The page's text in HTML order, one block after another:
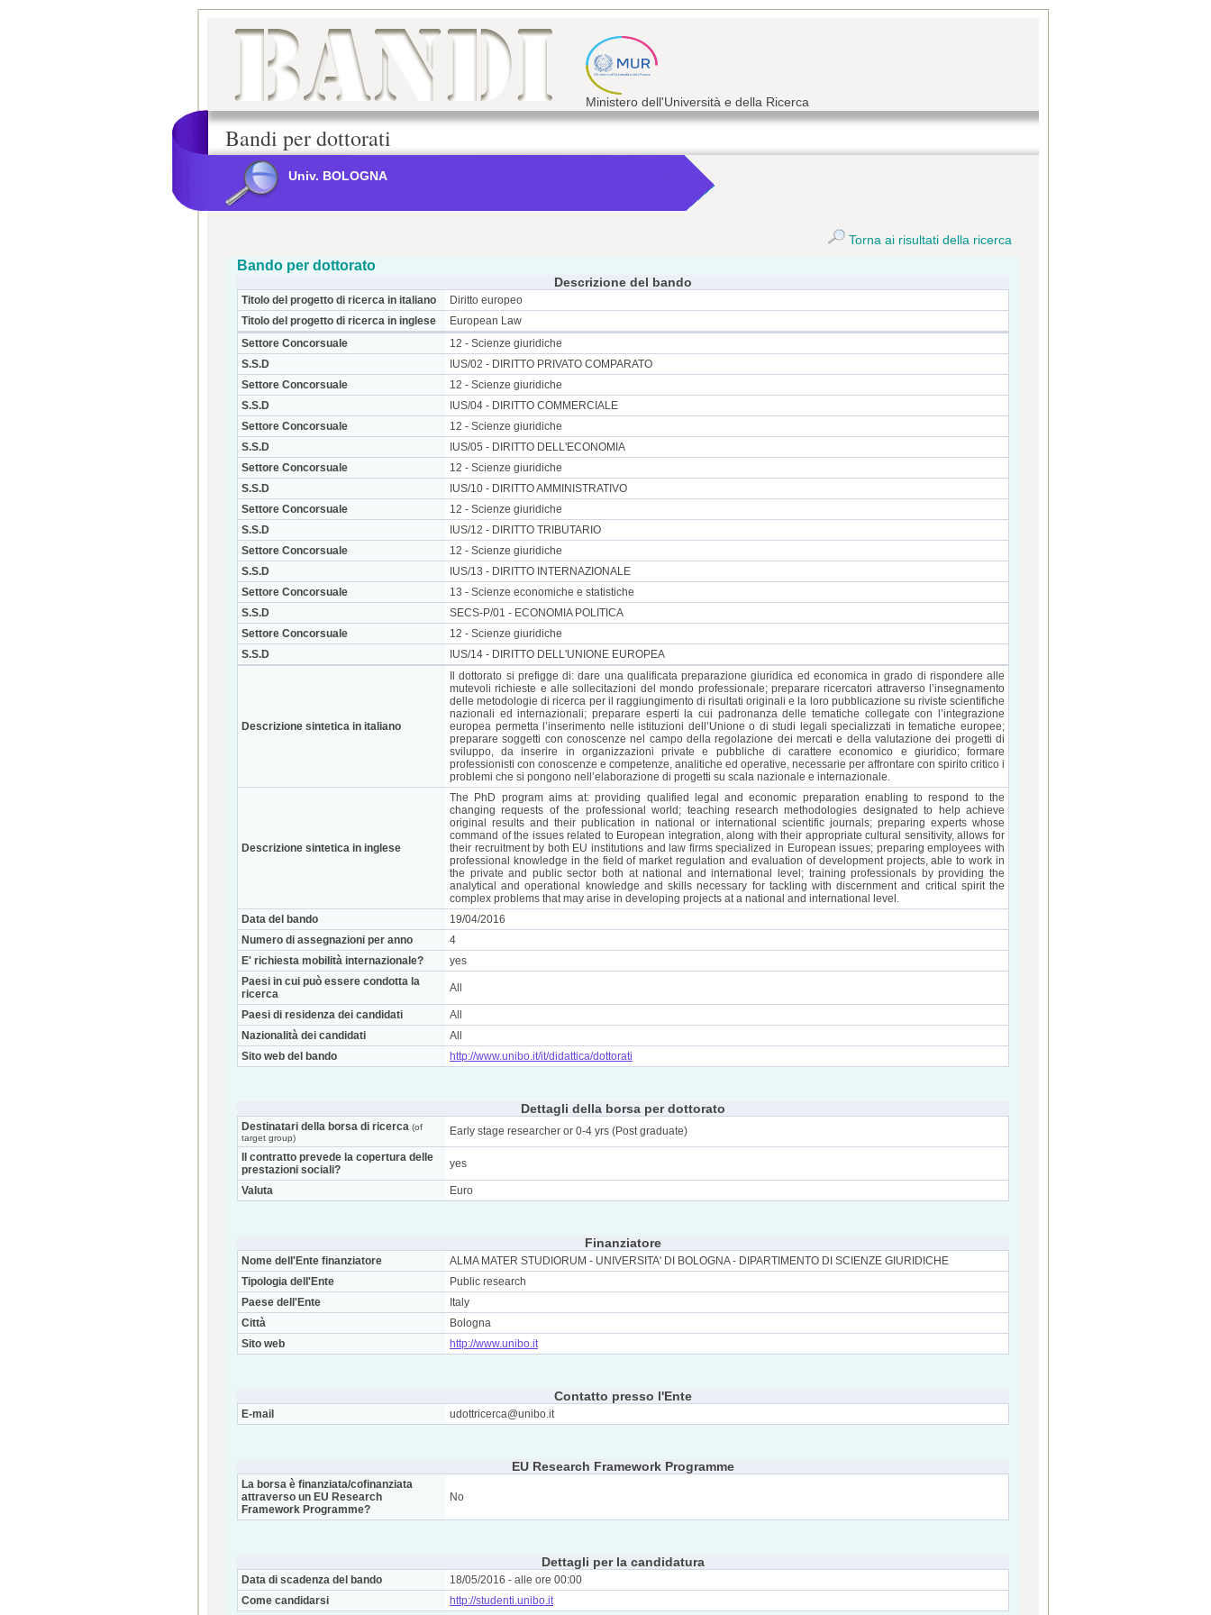
Ministero dell'Università e della Ricerca
Bandi per dottorati
Univ. BOLOGNA
Torna ai risultati della ricerca
Bando per dottorato
Descrizione del bando
Titolo del progetto di ricerca in italiano
Diritto europeo
Titolo del progetto di ricerca in inglese
European Law
Settore Concorsuale
12 - Scienze giuridiche
S.S.D
IUS/02 - DIRITTO PRIVATO COMPARATO
Settore Concorsuale
12 - Scienze giuridiche
S.S.D
IUS/04 - DIRITTO COMMERCIALE
Settore Concorsuale
12 - Scienze giuridiche
S.S.D
IUS/05 - DIRITTO DELL'ECONOMIA
Settore Concorsuale
12 - Scienze giuridiche
S.S.D
IUS/10 - DIRITTO AMMINISTRATIVO
Settore Concorsuale
12 - Scienze giuridiche
S.S.D
IUS/12 - DIRITTO TRIBUTARIO
Settore Concorsuale
12 - Scienze giuridiche
S.S.D
IUS/13 - DIRITTO INTERNAZIONALE
Settore Concorsuale
13 - Scienze economiche e statistiche
S.S.D
SECS-P/01 - ECONOMIA POLITICA
Settore Concorsuale
12 - Scienze giuridiche
S.S.D
IUS/14 - DIRITTO DELL'UNIONE EUROPEA
Descrizione sintetica in italiano
Il dottorato si prefigge di: dare una qualificata preparazione giuridica ed economica in grado di rispondere alle
mutevoli richieste e alle sollecitazioni del mondo professionale; preparare ricercatori attraverso l’insegnamento
delle metodologie di ricerca per il raggiungimento di risultati originali e la loro pubblicazione su riviste scientifiche
nazionali ed internazionali; preparare esperti la cui padronanza delle tematiche collegate con l’integrazione
europea permetta l’inserimento nelle istituzioni dell’Unione o di studi legali specializzati in tematiche europee;
preparare soggetti con conoscenze nel campo della regolazione dei mercati e della valutazione dei progetti di
sviluppo, da inserire in organizzazioni private e pubbliche di carattere economico e giuridico; formare
professionisti con conoscenze e competenze, analitiche ed operative, necessarie per affrontare con spirito critico i
problemi che si pongono nell’elaborazione di progetti su scala nazionale e internazionale.
Descrizione sintetica in inglese
The PhD program aims at: providing qualified legal and economic preparation enabling to respond to the
changing requests of the professional world; teaching research methodologies designated to help achieve
original results and their publication in national or international scientific journals; preparing experts whose
command of the issues related to European integration, along with their appropriate cultural sensitivity, allows for
their recruitment by both EU institutions and law firms specialized in European issues; preparing employees with
professional knowledge in the field of market regulation and evaluation of development projects, able to work in
the private and public sector both at national and international level; training professionals by providing the
analytical and operational knowledge and skills necessary for tackling with discernment and critical spirit the
complex problems that may arise in developing projects at a national and international level.
Data del bando
19/04/2016
Numero di assegnazioni per anno
4
E' richiesta mobilità internazionale?
yes
Paesi in cui può essere condotta la
ricerca
All
Paesi di residenza dei candidati
All
Nazionalità dei candidati
All
Sito web del bando
http://www.unibo.it/it/didattica/dottorati
Dettagli della borsa per dottorato
Destinatari della borsa di ricerca (of
target group)
Early stage researcher or 0-4 yrs (Post graduate)
Il contratto prevede la copertura delle
prestazioni sociali?
yes
Valuta Euro
Finanziatore
Nome dell'Ente finanziatore
ALMA MATER STUDIORUM - UNIVERSITA' DI BOLOGNA - DIPARTIMENTO DI SCIENZE GIURIDICHE
Tipologia dell'Ente
Public research
Paese dell'Ente
Italy
Città
Bologna
Sito web
http://www.unibo.it
Contatto presso l'Ente
E-mail udottricerca@unibo.it
EU Research Framework Programme
La borsa è finanziata/cofinanziata
attraverso un EU Research
Framework Programme?
No
Dettagli per la candidatura
Data di scadenza del bando
18/05/2016 - alle ore 00:00
Come candidarsi
http://studenti.unibo.it